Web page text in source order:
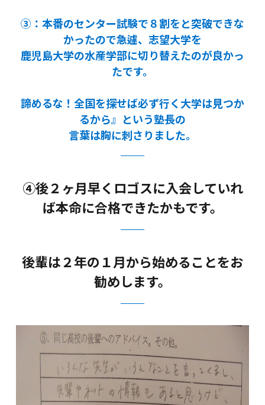
③：本番のセンター試験で８割をと突破できな
かったので急遽、志望大学を
鹿児島大学の水産学部に切り替えたのが良かっ
たです。
諦めるな！全国を探せば必ず行く大学は見つか
るから』という塾長の
言葉は胸に刺さりました。
④後２ヶ月早くロゴスに入会していれ
ば本命に合格できたかもです。
後輩は２年の１月から始めることをお
勧めします。